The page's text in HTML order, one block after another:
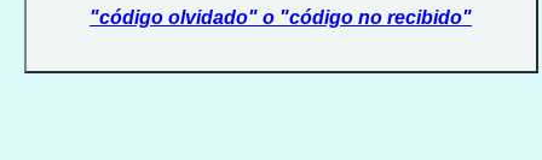
"código olvidado" o "código no recibido"